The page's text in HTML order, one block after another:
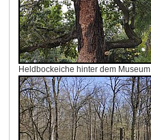
Heldbockeiche hinter dem Museum